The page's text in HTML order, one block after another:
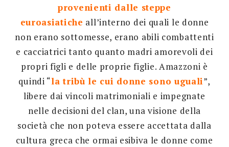
provenienti dalle steppe
euroasiatiche all’interno dei quali le donne
non erano sottomesse, erano abili combattenti
e cacciatrici tanto quanto madri amorevoli dei
propri figli e delle proprie figlie. Amazzoni è
quindi “la tribù le cui donne sono uguali”,
libere dai vincoli matrimoniali e impegnate
nelle decisioni del clan, una visione della
società che non poteva essere accettata dalla
cultura greca che ormai esibiva le donne come